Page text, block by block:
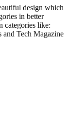
design which
in better
categories like:
and Tech Magazine